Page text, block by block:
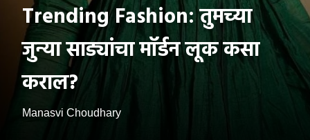
Trending Fashion: तुमच्या
जुन्या साड्यांचा मॉर्डन लूक कसा
कराल?
Manasvi Choudhary